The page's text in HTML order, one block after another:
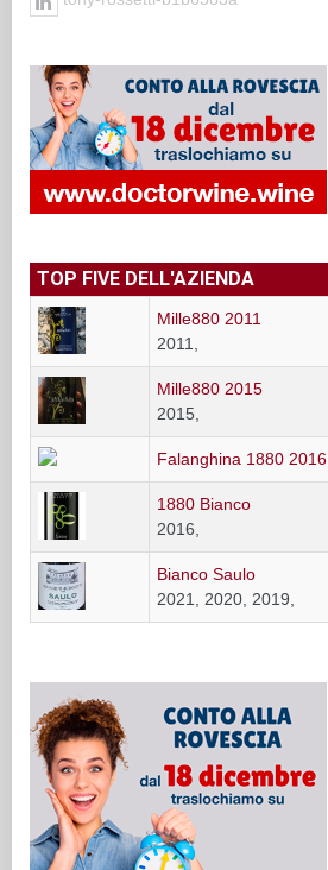
TOP FIVE DELL'AZIENDA
Mille880 2011
2011,
Mille880 2015
2015,
Falanghina 1880 2016
1880 Bianco
2016,
Bianco Saulo
2021, 2020, 2019,